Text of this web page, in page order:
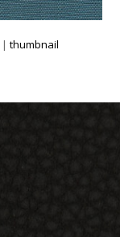
|thumbnail